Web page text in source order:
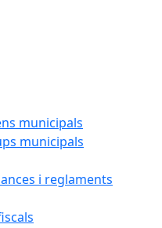
municipals
municipals
i reglaments